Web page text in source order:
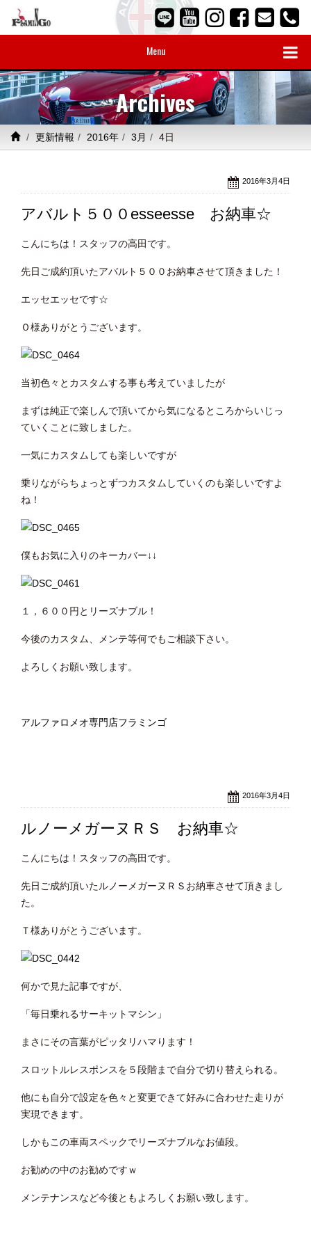
Menu
Archives
更新情報 2016年 3月 4日
2016年3月4日
アバルト５００esseesse お納車☆
こんにちは！スタッフの高田です。
先日ご成約頂いたアバルト５００お納車させて頂きました！
エッセエッセです☆
Ｏ様ありがとうございます。
当初色々とカスタムする事も考えていましたが
まずは純正で楽しんで頂いてから気になるところからいじっ
ていくことに致しました。
一気にカスタムしても楽しいですが
乗りながらちょっとずつカスタムしていくのも楽しいですよ
ね！
僕もお気に入りのキーカバー↓↓
１，６００円とリーズナブル！
今後のカスタム、メンテ等何でもご相談下さい。
よろしくお願い致します。
アルファロメオ専門店フラミンゴ
2016年3月4日
ルノーメガーヌＲＳ お納車☆
こんにちは！スタッフの高田です。
先日ご成約頂いたルノーメガーヌＲＳお納車させて頂きまし
た。
Ｔ様ありがとうございます。
何かで見た記事ですが、
「毎日乗れるサーキットマシン」
まさにその言葉がピッタリハマります！
スロットルレスポンスを５段階まで自分で切り替えられる。
他にも自分で設定を色々と変更できて好みに合わせた走りが
実現できます。
しかもこの車両スペックでリーズナブルなお値段。
お勧めの中のお勧めですｗ
メンテナンスなど今後ともよろしくお願い致します。